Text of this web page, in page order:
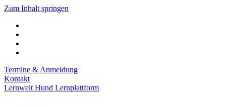
Zum Inhalt springen
Termine & Anmeldung
Kontakt
Lernwelt Hund Lernplattform